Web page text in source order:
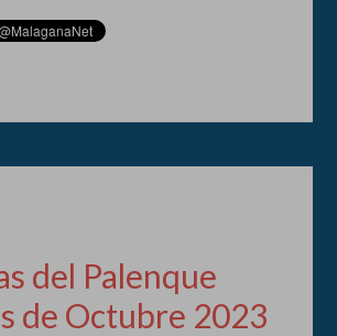
del Palenque
de Octubre 2023